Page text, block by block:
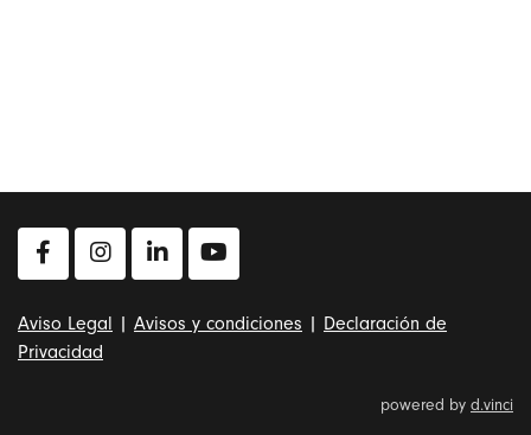
Aviso Legal | Avisos y condiciones | Declaración de
Privacidad
powered by d.vinci